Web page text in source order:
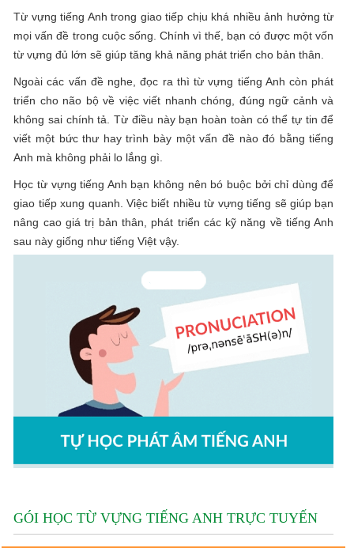
Từ vựng tiếng Anh trong giao tiếp chịu khá nhiều ảnh hưởng từ
mọi vấn đề trong cuộc sống. Chính vì thế, bạn có được một vốn
từ vựng đủ lớn sẽ giúp tăng khả năng phát triển cho bản thân.
Ngoài các vấn đề nghe, đọc ra thì từ vựng tiếng Anh còn phát
triển cho não bộ về việc viết nhanh chóng, đúng ngữ cảnh và
không sai chính tả. Từ điều này bạn hoàn toàn có thể tự tin để
viết một bức thư hay trình bày một vấn đề nào đó bằng tiếng
Anh mà không phải lo lắng gì.
Học từ vựng tiếng Anh bạn không nên bó buộc bởi chỉ dùng để
giao tiếp xung quanh. Việc biết nhiều từ vựng tiếng sẽ giúp bạn
nâng cao giá trị bản thân, phát triển các kỹ năng về tiếng Anh
sau này giống như tiếng Việt vậy.
GÓI HỌC TỪ VỰNG TIẾNG ANH TRỰC TUYẾN